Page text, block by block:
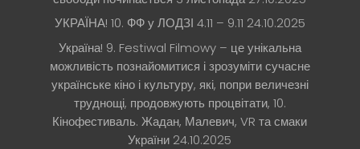
УКРАЇНА! 10. ФФ у ЛОДЗІ 4.11 – 9.11 24.10.2025
Україна! 9. Festiwal Filmowy – це унікальна
можливість познайомитися і зрозуміти сучасне
українське кіно і культуру, які, попри величезні
труднощі, продовжують процвітати, 10.
Кінофестиваль. Жадан, Малевич, VR та смаки
України 24.10.2025